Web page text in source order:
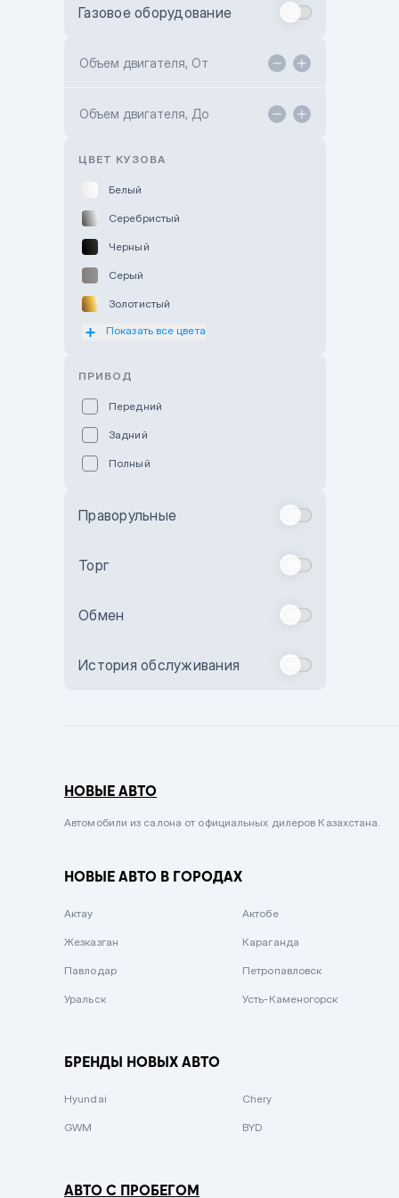
Toyota Kokshetau
Hyundai ShymCity
Газовое оборудование
Объем двигателя, От
Объем двигателя, До
ЦВЕТ КУЗОВА
Белый
Серебристый
Черный
Серый
Золотистый
Оранжевый
Бежевый
Комбинированный
Сиреневый металлик
Вишневый
Зеленый металлик
Показать все цвета
ПРИВОД
Передний
Задний
Полный
Праворульные
Торг
Обмен
История обслуживания
НОВЫЕ АВТО
Автомобили из салона от официальных дилеров Казахстана.
НОВЫЕ АВТО В ГОРОДАХ
Актау Актобе
Жезказган Караганда
Павлодар Петропавловск
Уральск Усть-Каменогорск
БРЕНДЫ НОВЫХ АВТО
Hyundai Chery
GWM BYD
АВТО С ПРОБЕГОМ